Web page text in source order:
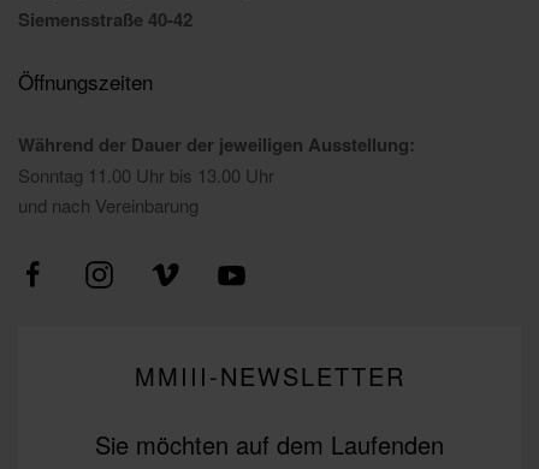
Siemensstraße 40-42
Öffnungszeiten
Während der Dauer der jeweiligen Ausstellung:
Sonntag 11.00 Uhr bis 13.00 Uhr
und nach Vereinbarung
MMIII-NEWSLETTER
Sie möchten auf dem Laufenden